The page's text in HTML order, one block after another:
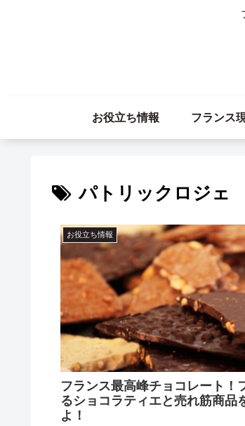
お役立ち情報 フランス
パトリックロジェ
お役立ち情報
フランス最高峰チョコレート！
るショコラティエと売れ筋商品
よ！